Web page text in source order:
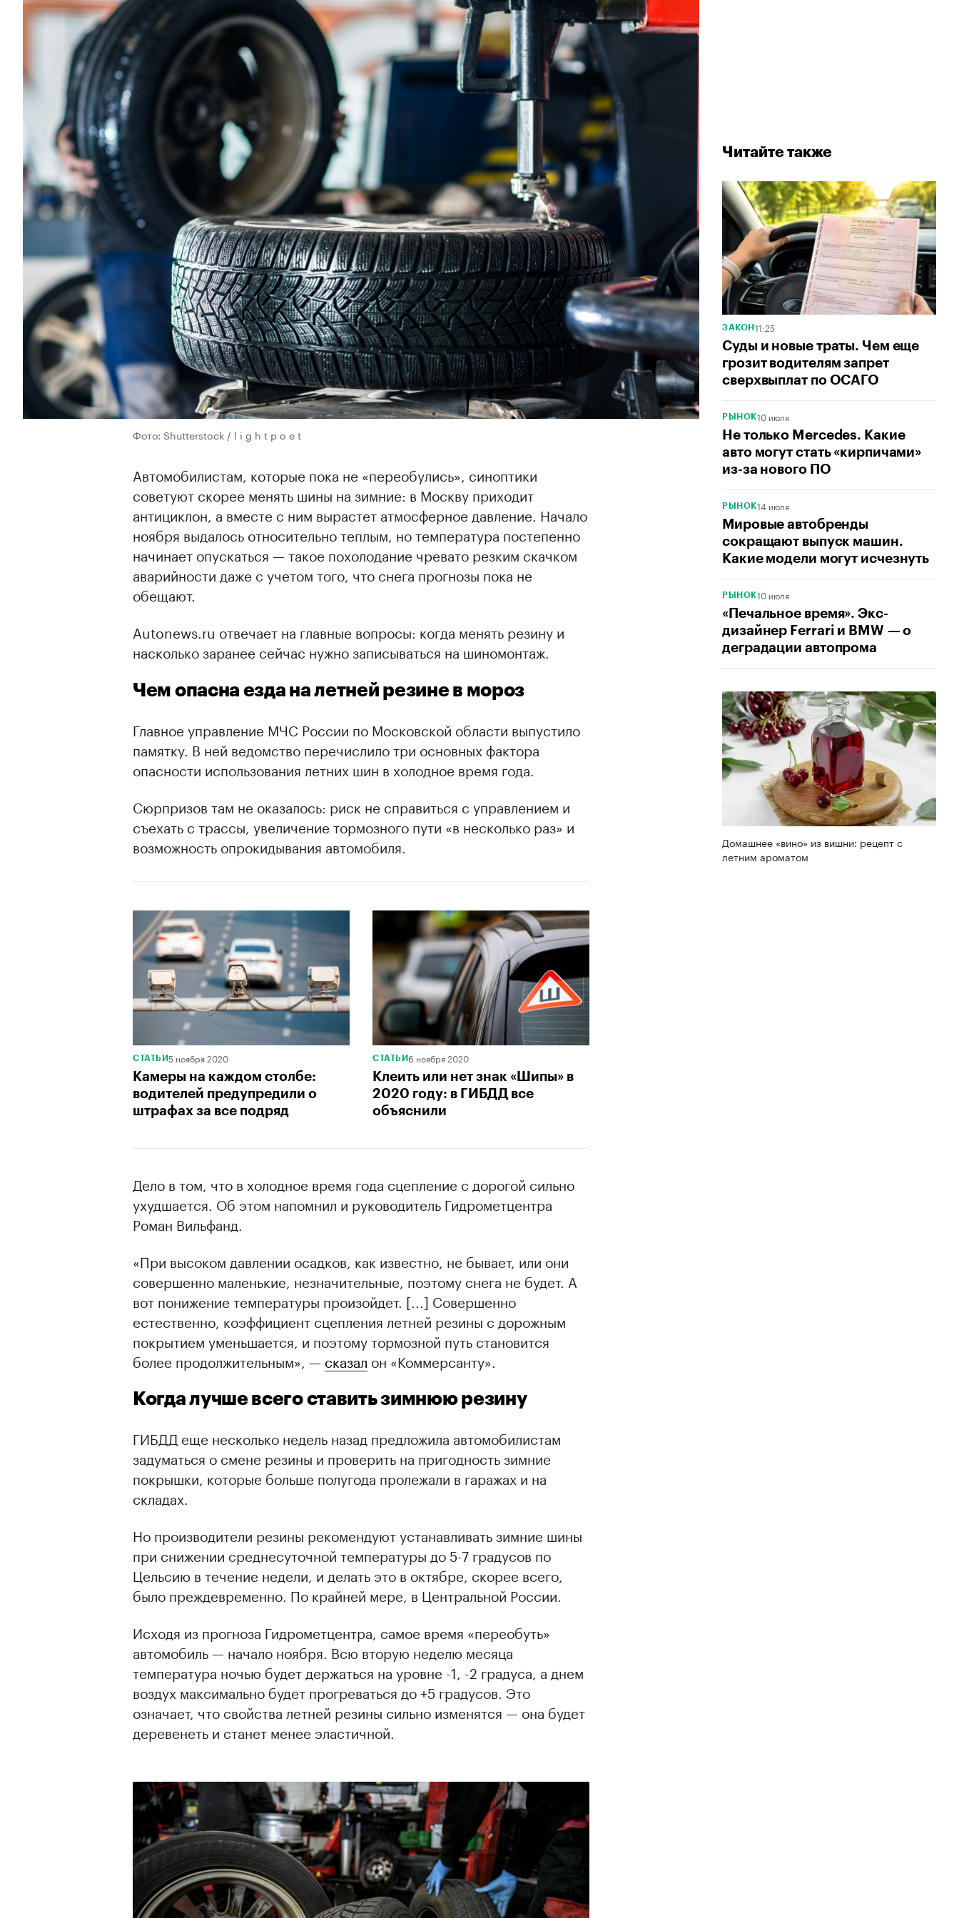
Читайте также
ЗАКОН 11:25
Суды и новые траты. Чем еще
грозит водителям запрет
сверхвыплат по ОСАГО
РЫНОК10 июля
Не только Mercedes. Какие
авто могут стать «кирпичами»
из-за нового ПО
РЫНОК14 июля
Мировые автобренды
сокращают выпуск машин.
Какие модели могут исчезнуть
РЫНОК10 июля
«Печальное время». Экс-
дизайнер Ferrari и BMW — о
деградации автопрома
Домашнее «вино» из вишни: рецепт с
летним ароматом
Фото: Shutterstock / l i g h t p o e t
Автомобилистам, которые пока не «переобулись», синоптики
советуют скорее менять шины на зимние: в Москву приходит
антициклон, а вместе с ним вырастет атмосферное давление. Начало
ноября выдалось относительно теплым, но температура постепенно
начинает опускаться — такое похолодание чревато резким скачком
аварийности даже с учетом того, что снега прогнозы пока не
обещают.
Autonews.ru отвечает на главные вопросы: когда менять резину и
насколько заранее сейчас нужно записываться на шиномонтаж.
Чем опасна езда на летней резине в мороз
Главное управление МЧС России по Московской области выпустило
памятку. В ней ведомство перечислило три основных фактора
опасности использования летних шин в холодное время года.
Сюрпризов там не оказалось: риск не справиться с управлением и
съехать с трассы, увеличение тормозного пути «в несколько раз» и
возможность опрокидывания автомобиля.
СТАТЬИ5 ноября 2020
Камеры на каждом столбе:
водителей предупредили о
штрафах за все подряд
СТАТЬИ6 ноября 2020
Клеить или нет знак «Шипы» в
2020 году: в ГИБДД все
объяснили
Дело в том, что в холодное время года сцепление с дорогой сильно
ухудшается. Об этом напомнил и руководитель Гидрометцентра
Роман Вильфанд.
«При высоком давлении осадков, как известно, не бывает, или они
совершенно маленькие, незначительные, поэтому снега не будет. А
вот понижение температуры произойдет. [...] Совершенно
естественно, коэффициент сцепления летней резины с дорожным
покрытием уменьшается, и поэтому тормозной путь становится
более продолжительным», — сказал он «Коммерсанту».
Когда лучше всего ставить зимнюю резину
ГИБДД еще несколько недель назад предложила автомобилистам
задуматься о смене резины и проверить на пригодность зимние
покрышки, которые больше полугода пролежали в гаражах и на
складах.
Но производители резины рекомендуют устанавливать зимние шины
при снижении среднесуточной температуры до 5-7 градусов по
Цельсию в течение недели, и делать это в октябре, скорее всего,
было преждевременно. По крайней мере, в Центральной России.
Исходя из прогноза Гидрометцентра, самое время «переобуть»
автомобиль — начало ноября. Всю вторую неделю месяца
температура ночью будет держаться на уровне -1, -2 градуса, а днем
воздух максимально будет прогреваться до +5 градусов. Это
означает, что свойства летней резины сильно изменятся — она будет
деревенеть и станет менее эластичной.